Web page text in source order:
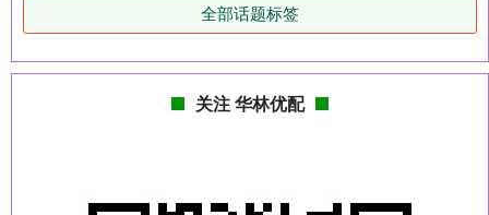
全部话题标签
关注 华林优配